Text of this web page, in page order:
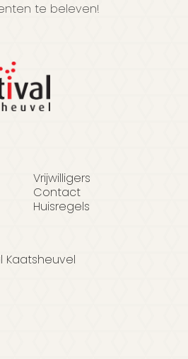
te beleven!
Vrijwilligers
Contact
Huisregels
Kaatsheuvel